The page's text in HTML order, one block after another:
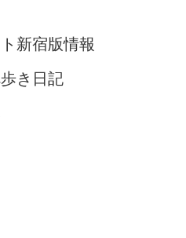
新宿版情報
き日記